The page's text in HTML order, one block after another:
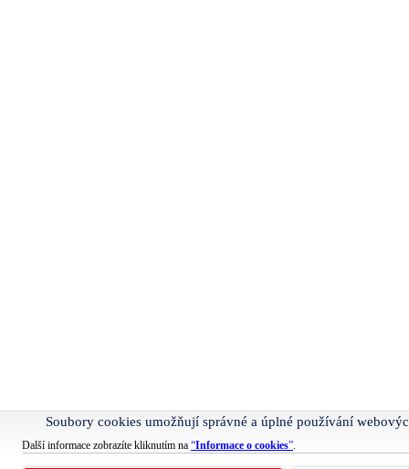
Soubory cookies umožňují správné a úplné používání
Další informace zobrazíte kliknutím na “Informace o cookies”.